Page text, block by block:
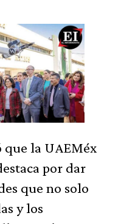
que la UAEMéx
por dar
que no solo
y los